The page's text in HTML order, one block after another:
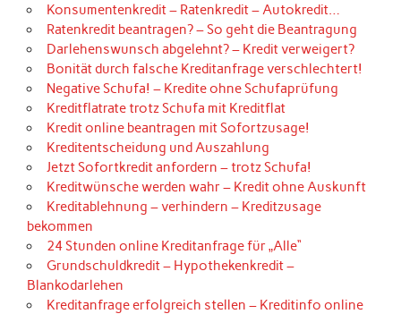
Konsumentenkredit – Ratenkredit – Autokredit…
Ratenkredit beantragen? – So geht die Beantragung
Darlehenswunsch abgelehnt? – Kredit verweigert?
Bonität durch falsche Kreditanfrage verschlechtert!
Negative Schufa! – Kredite ohne Schufaprüfung
Kreditflatrate trotz Schufa mit Kreditflat
Kredit online beantragen mit Sofortzusage!
Kreditentscheidung und Auszahlung
Jetzt Sofortkredit anfordern – trotz Schufa!
Kreditwünsche werden wahr – Kredit ohne Auskunft
Kreditablehnung – verhindern – Kreditzusage
bekommen
24 Stunden online Kreditanfrage für „Alle“
Grundschuldkredit – Hypothekenkredit –
Blankodarlehen
Kreditanfrage erfolgreich stellen – Kreditinfo online